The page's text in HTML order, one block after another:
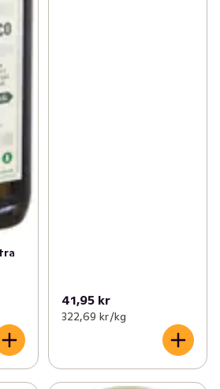
41,95 kr
322,69 kr /kg